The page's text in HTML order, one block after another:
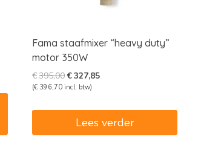
Fama staafmixer “heavy duty”
motor 350W
€395,00Oorspronkelijke
prijs
€395,00.
€327,85Huidige
€327,85.
(€ 396,70 incl. btw)
Lees verder